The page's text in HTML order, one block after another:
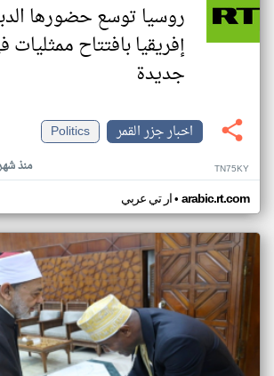
روسيا توسع حضورها
جديدة
اخبار جزر القمر
Politics
منذ TN75KY
ار تي عربي• arabic.rt.com